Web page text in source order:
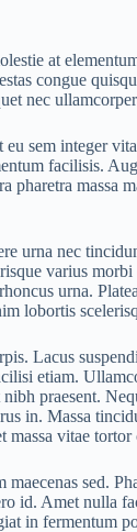
at
congue
nec
sem integer
facilisis.
pharetra massa
urna nec
varius
urna.
lobortis
Lacus
etiam.
praesent.
in. Massa
vitae
sed.
id. Amet nulla
in fermentum